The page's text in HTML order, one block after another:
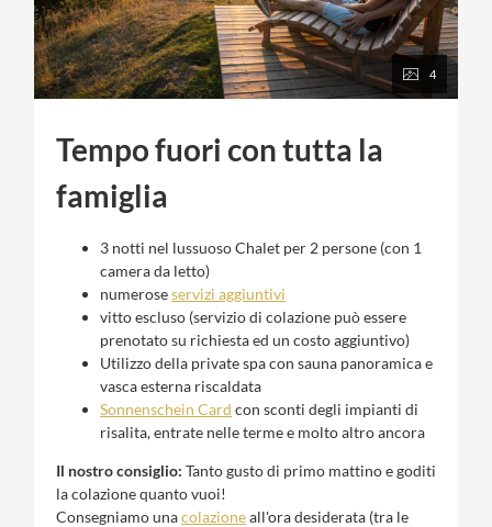
4
Tempo fuori con tutta la
famiglia
3 notti nel lussuoso Chalet per 2 persone (con 1
camera da letto)
numeroseservizi aggiuntivi
vitto escluso (servizio di colazione può essere
prenotato su richiesta ed un costo aggiuntivo)
Utilizzo della private spa con sauna panoramica e
vasca esterna riscaldata
Sonnenschein Card con sconti degli impianti di
risalita, entrate nelle terme e molto altro ancora
Il nostro consiglio: Tanto gusto di primo mattino e goditi
la colazione quanto vuoi!
Consegniamo unacolazioneall'ora desiderata (tra le